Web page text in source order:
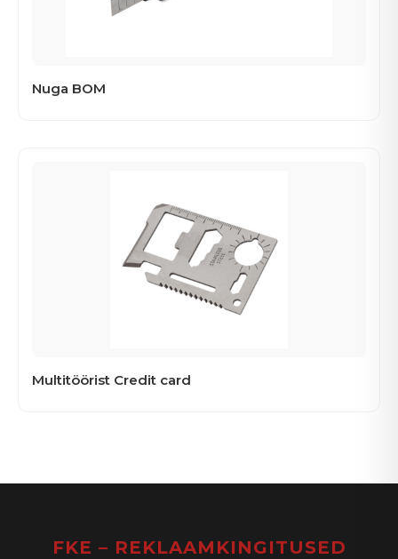
Nuga BOM
Multitöörist Credit card
FKE – REKLAAMKINGITUSED